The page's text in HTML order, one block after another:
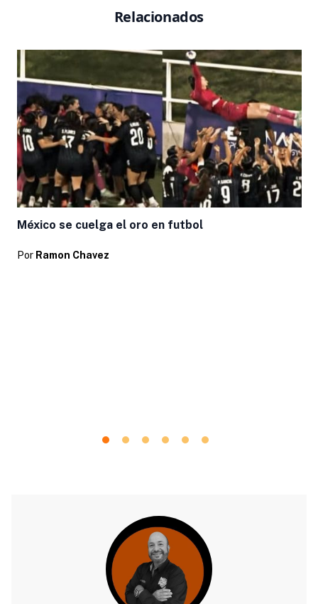
Relacionados
México se cuelga el oro en futbol
Por Ramon Chavez